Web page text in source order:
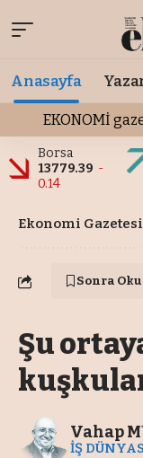
Anasayfa
EKONOMİ
Borsa
13779.39 -
0.14
Ekonomi Gazetesi
Sonra Oku
Şu
Vahap
İŞ